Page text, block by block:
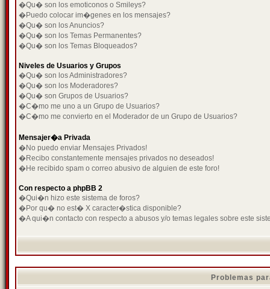
�Qu� son los emoticonos o Smileys?
�Puedo colocar im�genes en los mensajes?
�Qu� son los Anuncios?
�Qu� son los Temas Permanentes?
�Qu� son los Temas Bloqueados?
Niveles de Usuarios y Grupos
�Qu� son los Administradores?
�Qu� son los Moderadores?
�Qu� son Grupos de Usuarios?
�C�mo me uno a un Grupo de Usuarios?
�C�mo me convierto en el Moderador de un Grupo de Usuarios?
Mensajer�a Privada
�No puedo enviar Mensajes Privados!
�Recibo constantemente mensajes privados no deseados!
�He recibido spam o correo abusivo de alguien de este foro!
Con respecto a phpBB 2
�Qui�n hizo este sistema de foros?
�Por qu� no est� X caracter�stica disponible?
�A qui�n contacto con respecto a abusos y/o temas legales sobre este
Problemas